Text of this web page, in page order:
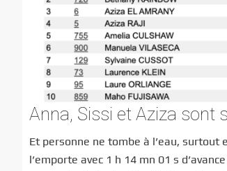
Anna, Sissi et Aziza sont
Et personne ne tombe à l’eau, surtout
l’emporte avec 1 h 14 mn 01 s